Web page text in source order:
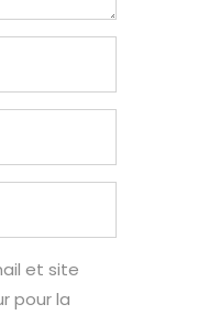
et site
pour la